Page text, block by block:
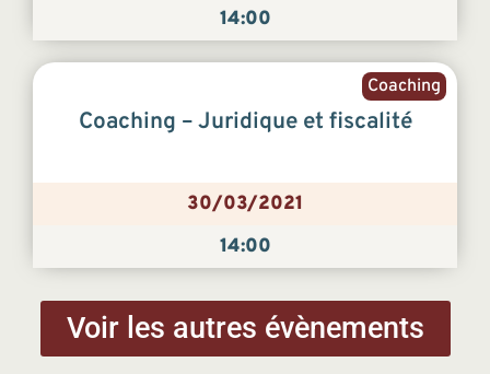
14:00
Coaching
Coaching – Juridique et fiscalité
30/03/2021
14:00
Voir les autres évènements